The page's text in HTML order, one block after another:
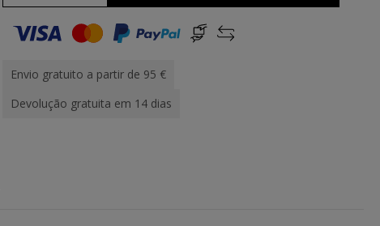
Envio gratuito a partir de 95 €
Devolução gratuita em 14 dias